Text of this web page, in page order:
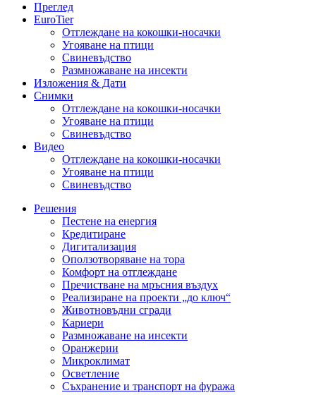
Преглед
EuroTier
Отглеждане на кокошки-носачки
Угояване на птици
Свиневъдство
Размножаване на инсекти
Изложения & Дати
Снимки
Отглеждане на кокошки-носачки
Угояване на птици
Свиневъдство
Видео
Отглеждане на кокошки-носачки
Угояване на птици
Свиневъдство
Решения
Пестене на енергия
Кредитиране
Дигитализация
Оползотворяване на тора
Комфорт на отглеждане
Пречистване на мръсния въздух
Реализиране на проекти „до ключ“
Животновъдни сгради
Кариери
Размножаване на инсекти
Оранжерии
Микроклимат
Осветление
Съхранение и транспорт на фуража